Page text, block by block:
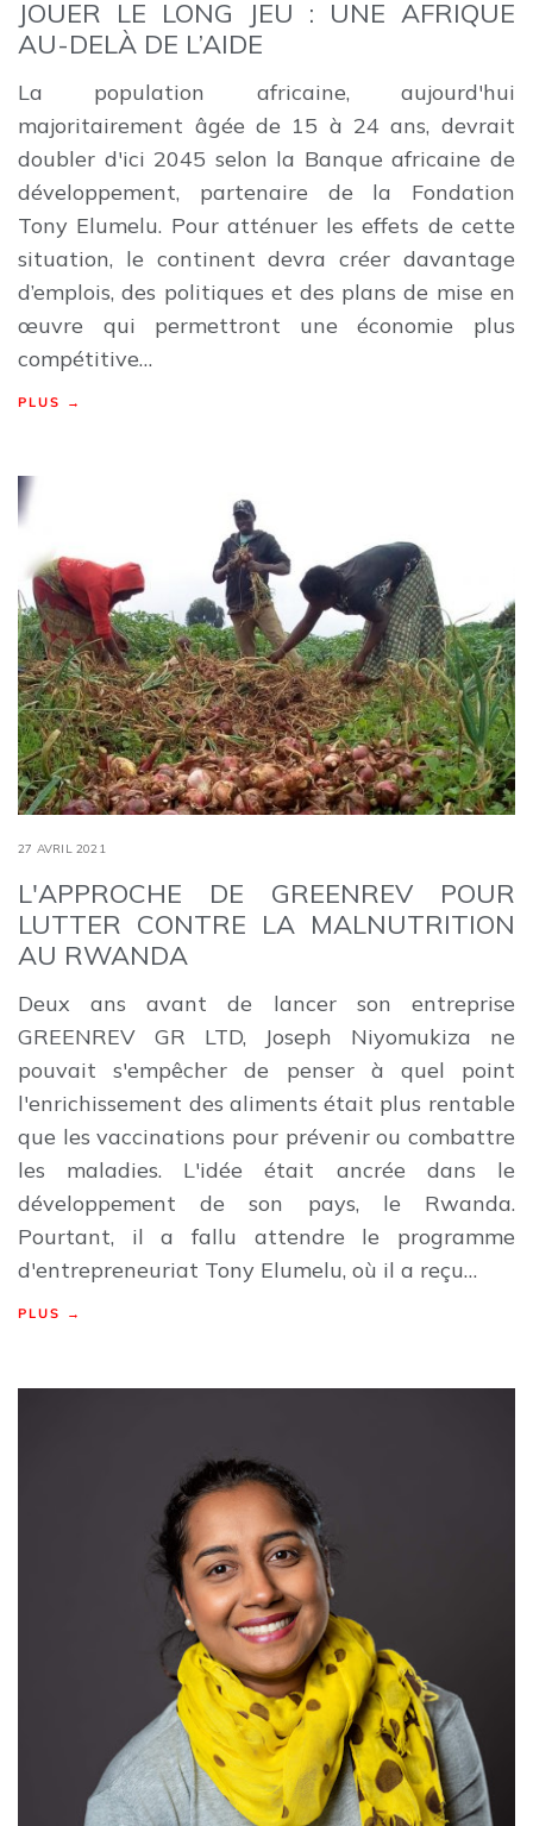
JOUER LE LONG JEU : UNE AFRIQUE
AU-DELÀ DE L’AIDE
La population africaine, aujourd'hui
majoritairement âgée de 15 à 24 ans, devrait
doubler d'ici 2045 selon la Banque africaine de
développement, partenaire de la Fondation
Tony Elumelu. Pour atténuer les effets de cette
situation, le continent devra créer davantage
d’emplois, des politiques et des plans de mise en
œuvre qui permettront une économie plus
compétitive…
PLUS →
27 AVRIL 2021
L'APPROCHE DE GREENREV POUR
LUTTER CONTRE LA MALNUTRITION
AU RWANDA
Deux ans avant de lancer son entreprise
GREENREV GR LTD, Joseph Niyomukiza ne
pouvait s'empêcher de penser à quel point
l'enrichissement des aliments était plus rentable
que les vaccinations pour prévenir ou combattre
les maladies. L'idée était ancrée dans le
développement de son pays, le Rwanda.
Pourtant, il a fallu attendre le programme
d'entrepreneuriat Tony Elumelu, où il a reçu…
PLUS →